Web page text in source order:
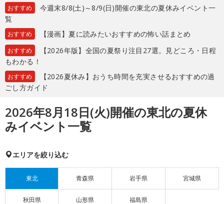
おすすめ
今週末8/8(土)～8/9(日)開催の東北の夏休みイベント一
覧
おすすめ 【漫画】夏に読みたいおすすめの怖い話まとめ
おすすめ
【2026年版】全国の夏祭り注目27選。見どころ・日程
もわかる！
おすすめ
【2026夏休み】おうち時間を充実させるおすすめの過
ごし方ガイド
2026年8月18日(火)開催の東北の夏休
みイベント一覧
エリアを絞り込む
東北 青森県 岩手県 宮城県
秋田県 山形県 福島県